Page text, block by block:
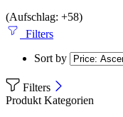
(Aufschlag: +58)
Filters
Sort by
Filters
Produkt Kategorien